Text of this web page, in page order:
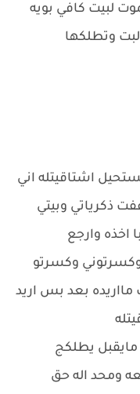
لبيت كافي بويه
وتطلكها
اشتاقيتله اني
ذكرياتي وبيتي
اخذه وارجع
وكسرتوني وكسرتو
بعد بس اريد
يطلكج
ومحد اله حق